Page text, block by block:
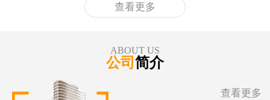
查看更多
ABOUT US
公司 简介
查看更多